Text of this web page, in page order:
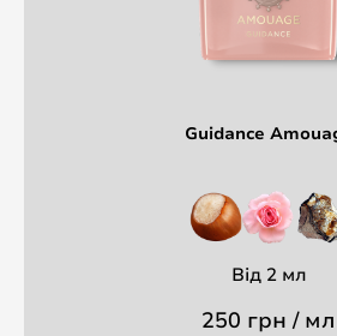
Guidance
Від 2 мл
250 грн / мл